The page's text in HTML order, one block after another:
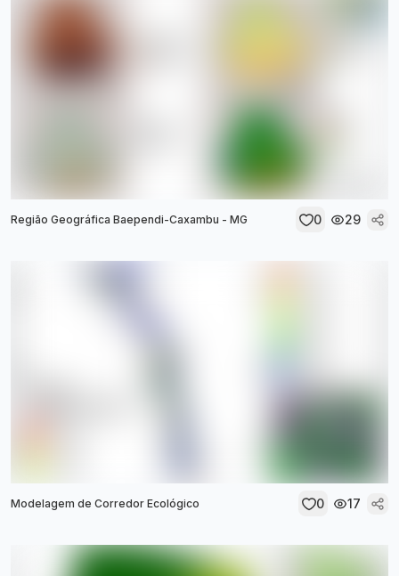
Região Geográfica Baependi-Caxambu - MG 0 29
Modelagem de Corredor Ecológico 0 17